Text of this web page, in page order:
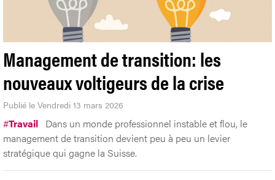
Management de transition: les
nouveaux voltigeurs de la crise
Publié le Vendredi 13 mars 2026
#Travail Dans un monde professionnel instable et flou, le
management de transition devient peu à peu un levier
stratégique qui gagne la Suisse.